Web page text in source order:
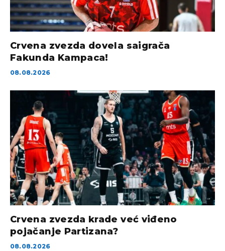
Crvena zvezda dovela saigrača
Fakunda Kampaca!
08.08.2026
Crvena zvezda krade već viđeno
pojačanje Partizana?
08.08.2026